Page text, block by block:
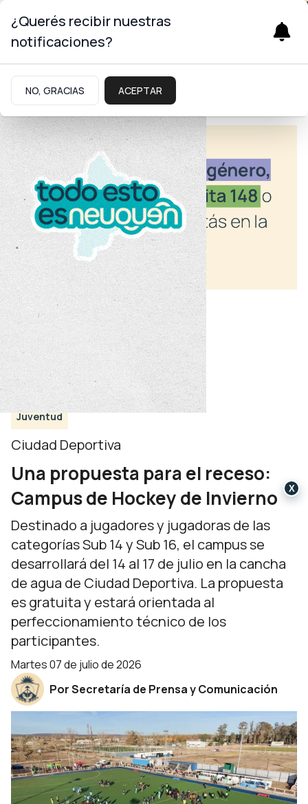
Juventud
Ciudad Deportiva
Una propuesta para el receso:
Campus de Hockey de Invierno
Destinado a jugadores y jugadoras de las
categorías Sub 14 y Sub 16, el campus se
desarrollará del 14 al 17 de julio en la cancha
de agua de Ciudad Deportiva. La propuesta
es gratuita y estará orientada al
perfeccionamiento técnico de los
participantes.
martes 07 de julio de 2026
Por Secretaría de Prensa y Comunicación
¿Querés recibir nuestras
notificaciones?
NO, GRACIAS ACEPTAR
X